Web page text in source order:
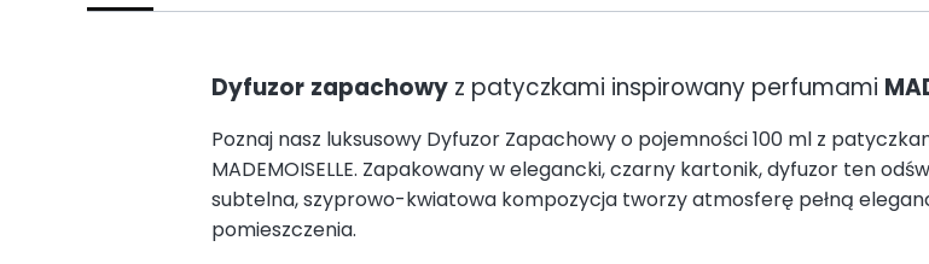
Dyfuzor zapachowyz patyczkami inspirowany perfumami
Poznaj nasz luksusowy Dyfuzor Zapachowy o pojemności 100 ml z
MADEMOISELLE. Zapakowany w elegancki, czarny kartonik, dyfuzor ten
subtelna, szyprowo-kwiatowa kompozycja tworzy atmosferę pełną
pomieszczenia.